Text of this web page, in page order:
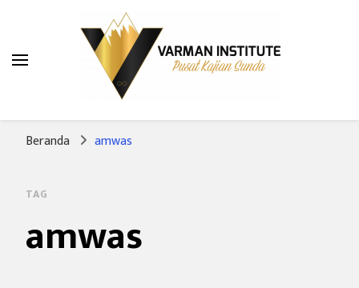
Varman Institute
Pusat Kajian Sunda
Beranda amwas
TAG
amwas